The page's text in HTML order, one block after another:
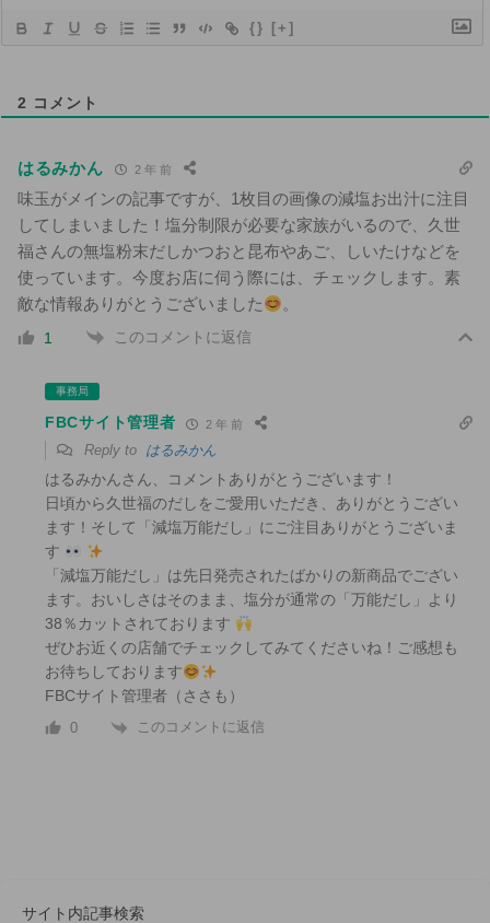
{} [+]
2 コメント
はるみかん 2 年 前
味玉がメインの記事ですが、1枚目の画像の減塩お出汁に注目
してしまいました！塩分制限が必要な家族がいるので、久世
福さんの無塩粉末だしかつおと昆布やあご、しいたけなどを
使っています。今度お店に伺う際には、チェックします。素
敵な情報ありがとうございました
。
1 このコメントに返信
事務局
FBCサイト管理者 2 年 前
Reply to はるみかん
はるみかんさん、コメントありがとうございます！
日頃から久世福のだしをご愛用いただき、ありがとうござい
ます！そして「減塩万能だし」にご注目ありがとうございま
す
「減塩万能だし」は先日発売されたばかりの新商品でござい
ます。おいしさはそのまま、塩分が通常の「万能だし」より
38％カットされております
ぜひお近くの店舗でチェックしてみてくださいね！ご感想も
お待ちしております
FBCサイト管理者（ささも）
0 このコメントに返信
サイト内記事検索